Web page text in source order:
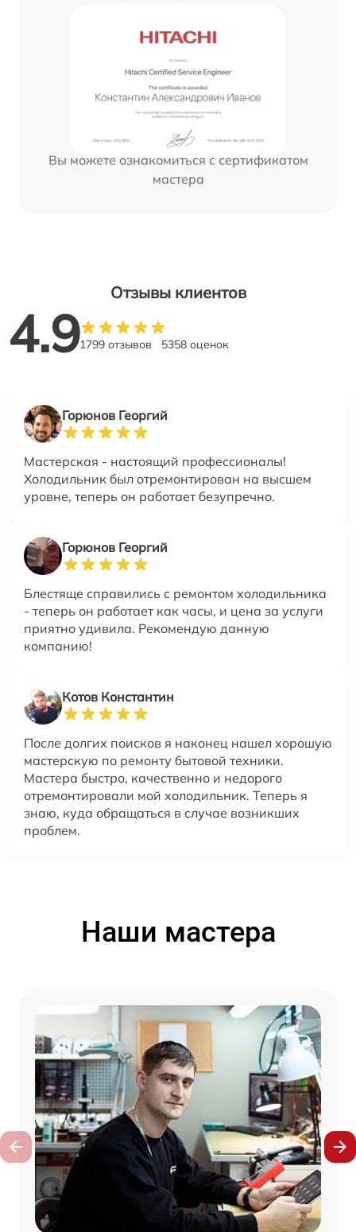
Вы можете ознакомиться с сертификатом
мастера
Отзывы клиентов
4.91799 отзывов 5358 оценок
Горюнов Георгий
Мастерская - настоящий профессионалы!
Холодильник был отремонтирован на высшем
уровне, теперь он работает безупречно.
Горюнов Георгий
Блестяще справились с ремонтом холодильника
- теперь он работает как часы, и цена за услуги
приятно удивила. Рекомендую данную
компанию!
Котов Константин
После долгих поисков я наконец нашел хорошую
мастерскую по ремонту бытовой техники.
Мастера быстро, качественно и недорого
отремонтировали мой холодильник. Теперь я
знаю, куда обращаться в случае возникших
проблем.
Наши мастера